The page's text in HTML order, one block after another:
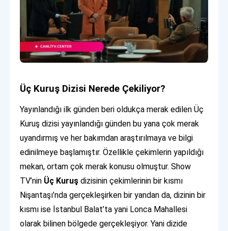
Üç Kuruş Dizisi Nerede Çekiliyor?
Yayınlandığı ilk günden beri oldukça merak edilen Üç
Kuruş dizisi yayınlandığı günden bu yana çok merak
uyandırmış ve her bakımdan araştırılmaya ve bilgi
edinilmeye başlamıştır. Özellikle çekimlerin yapıldığı
mekan, ortam çok merak konusu olmuştur. Show
TV’nin Üç Kuruş dizisinin çekimlerinin bir kısmı
Nişantaşı’nda gerçekleşirken bir yandan da, dizinin bir
kısmı ise İstanbul Balat’ta yani Lonca Mahallesi
olarak bilinen bölgede gerçekleşiyor. Yani dizide